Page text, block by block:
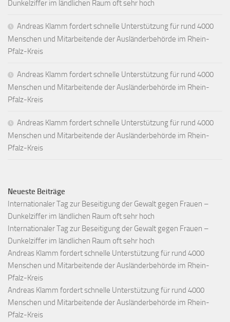
Dunkelziffer im ländlichen Raum oft sehr hoch
Andreas Klamm fordert schnelle Unterstützung für rund 4000
Menschen und Mitarbeitende der Ausländerbehörde im Rhein-
Pfalz-Kreis
Andreas Klamm fordert schnelle Unterstützung für rund 4000
Menschen und Mitarbeitende der Ausländerbehörde im Rhein-
Pfalz-Kreis
Andreas Klamm fordert schnelle Unterstützung für rund 4000
Menschen und Mitarbeitende der Ausländerbehörde im Rhein-
Pfalz-Kreis
Neueste Beiträge
Internationaler Tag zur Beseitigung der Gewalt gegen Frauen –
Dunkelziffer im ländlichen Raum oft sehr hoch
Internationaler Tag zur Beseitigung der Gewalt gegen Frauen –
Dunkelziffer im ländlichen Raum oft sehr hoch
Andreas Klamm fordert schnelle Unterstützung für rund 4000
Menschen und Mitarbeitende der Ausländerbehörde im Rhein-
Pfalz-Kreis
Andreas Klamm fordert schnelle Unterstützung für rund 4000
Menschen und Mitarbeitende der Ausländerbehörde im Rhein-
Pfalz-Kreis